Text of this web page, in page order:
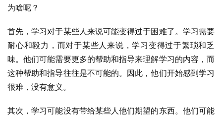
为啥呢？
首先，学习对于某些人来说可能变得过于困难了。学习需要
耐心和毅力，而对于某些人来说，学习变得过于繁琐和乏
味。他们可能需要更多的帮助和指导来理解学习的内容，而
这种帮助和指导往往是不可能的。因此，他们开始感到学习
很难，没有意义。
其次，学习可能没有带给某些人他们期望的东西。他们可能